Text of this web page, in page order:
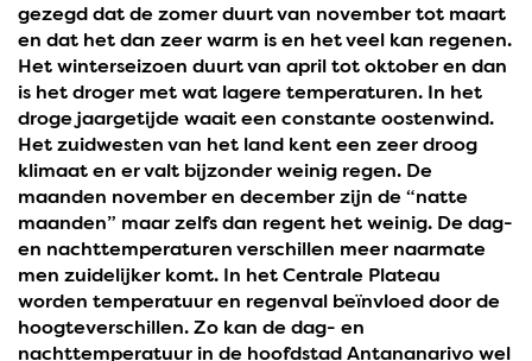
gezegd dat de zomer duurt van november tot maart
en dat het dan zeer warm is en het veel kan regenen.
Het winterseizoen duurt van april tot oktober en dan
is het droger met wat lagere temperaturen. In het
droge jaargetijde waait een constante oostenwind.
Het zuidwesten van het land kent een zeer droog
klimaat en er valt bijzonder weinig regen. De
maanden november en december zijn de “natte
maanden” maar zelfs dan regent het weinig. De dag-
en nachttemperaturen verschillen meer naarmate
men zuidelijker komt. In het Centrale Plateau
worden temperatuur en regenval beïnvloed door de
hoogteverschillen. Zo kan de dag- en
nachttemperatuur in de hoofdstad Antananarivo wel